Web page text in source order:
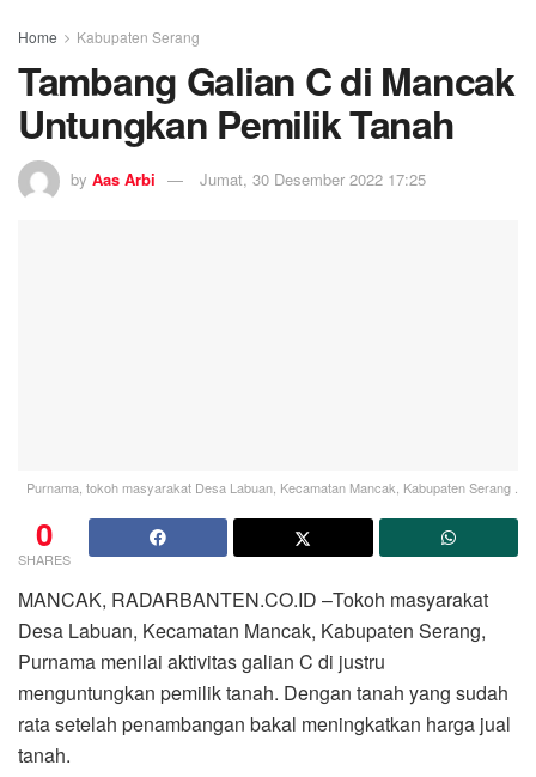
Home Kabupaten Serang
Tambang Galian C di Mancak
Untungkan Pemilik Tanah
by Aas Arbi Jumat, 30 Desember 2022 17:25
Purnama, tokoh masyarakat Desa Labuan, Kecamatan Mancak, Kabupaten Serang .
0
SHARES
MANCAK, RADARBANTEN.CO.ID –Tokoh masyarakat
Desa Labuan, Kecamatan Mancak, Kabupaten Serang,
Purnama menilai aktivitas galian C di justru
menguntungkan pemilik tanah. Dengan tanah yang sudah
rata setelah penambangan bakal meningkatkan harga jual
tanah.